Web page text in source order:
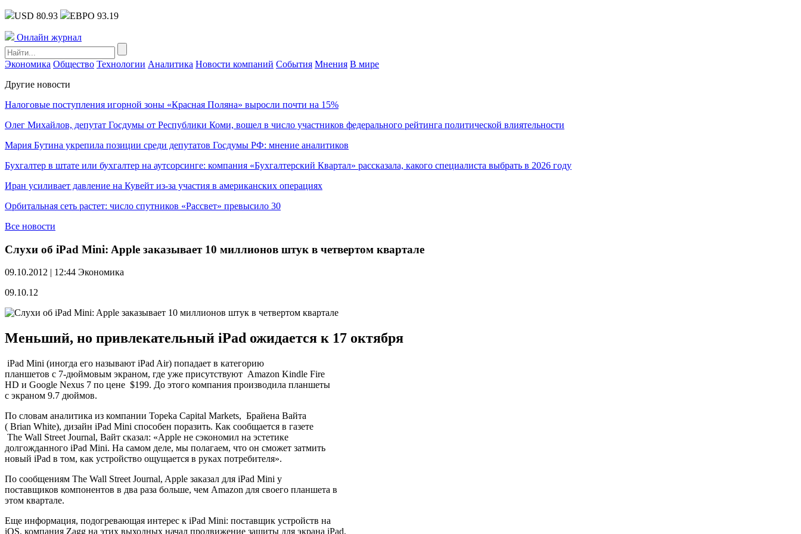
USD 80.93 ЕВРО 93.19
Онлайн журнал
Экономика Общество Технологии Аналитика Новости компаний События Мнения В мире
Другие новости
Налоговые поступления игорной зоны «Красная Поляна» выросли почти на 15%
Олег Михайлов, депутат Госдумы от Республики Коми, вошел в число участников федерального рейтинга политической влиятельности
Мария Бутина укрепила позиции среди депутатов Госдумы РФ: мнение аналитиков
Бухгалтер в штате или бухгалтер на аутсорсинге: компания «Бухгалтерский Квартал» рассказала, какого специалиста выбрать в 2026 году
Иран усиливает давление на Кувейт из-за участия в американских операциях
Орбитальная сеть растет: число спутников «Рассвет» превысило 30
Все новости
Слухи об iPad Mini: Apple заказывает 10 миллионов штук в четвертом квартале
09.10.2012 | 12:44 Экономика
09.10.12
Меньший, но привлекательный iPad ожидается к 17 октября
iPad Mini (иногда его называют iPad Air) попадает в категорию
планшетов с 7-дюймовым экраном, где уже присутствуют Amazon Kindle Fire
HD и Google Nexus 7 по цене $199. До этого компания производила планшеты
с экраном 9.7 дюймов.
По словам аналитика из компании Topeka Capital Markets, Брайена Вайта
( Brian White), дизайн iPad Mini способен поразить. Как сообщается в газете
The Wall Street Journal, Вайт сказал: «Apple не сэкономил на эстетике
долгожданного iPad Mini. На самом деле, мы полагаем, что он сможет затмить
новый iPad в том, как устройство ощущается в руках потребителя».
По сообщениям The Wall Street Journal, Apple заказал для iPad Mini у
поставщиков компонентов в два раза больше, чем Amazon для своего планшета в
этом квартале.
Еще информация, подогревающая интерес к iPad Mini: поставщик устройств на
iOS, компания Zagg на этих выходных начал продвижение защиты для экрана iPad,